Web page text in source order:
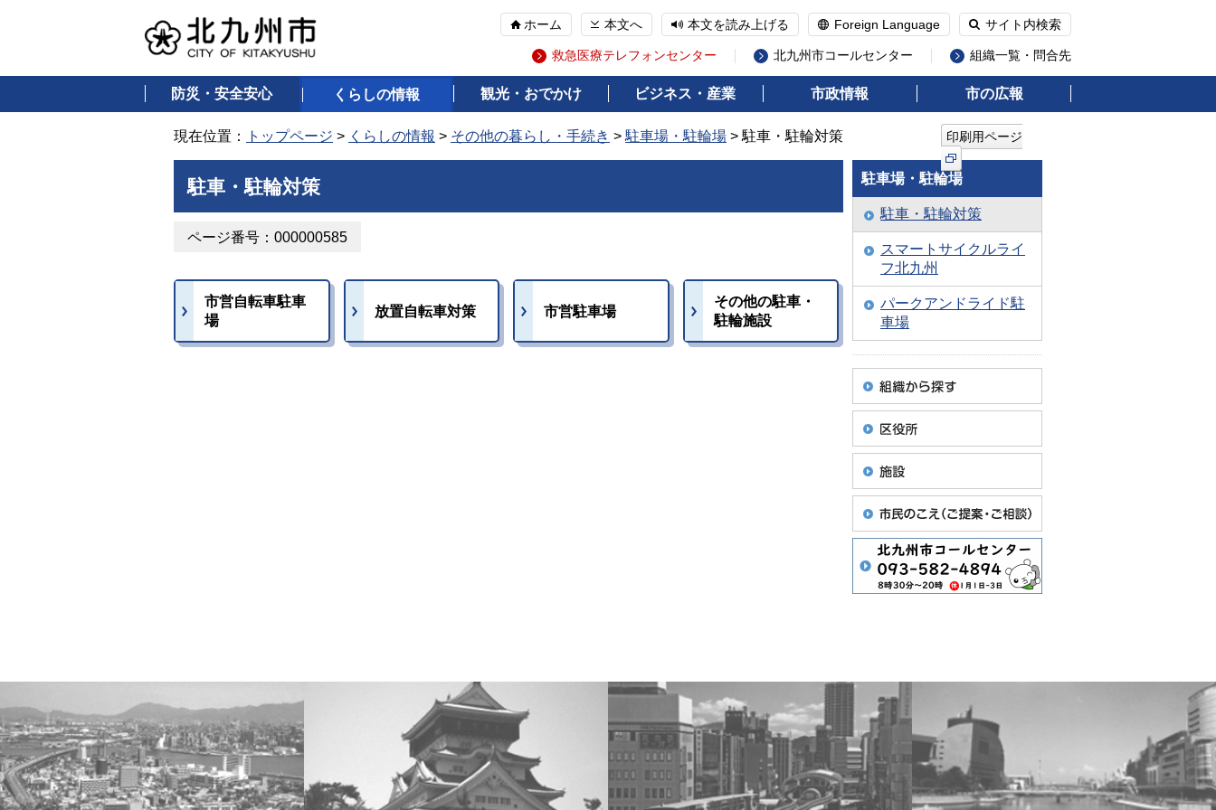
ホーム 本文へ 本文を読み上げる Foreign Language サイト内検索
救急医療テレフォンセンター 北九州市コールセンター 組織一覧・問合先
防災・安全安心 くらしの情報 観光・おでかけ ビジネス・産業 市政情報 市の広報
現在位置： トップページ > くらしの情報 > その他の暮らし・手続き > 駐車場・駐輪場 > 駐車・駐輪対策 印刷用ページ
駐車・駐輪対策
ページ番号：000000585
市営自転車駐車
場
放置自転車対策 市営駐車場
その他の駐車・
駐輪施設
駐車場・駐輪場
駐車・駐輪対策
スマートサイクルライ
フ北九州
パークアンドライド駐
車場